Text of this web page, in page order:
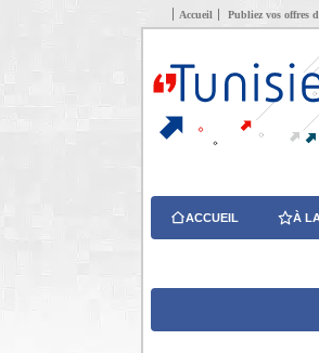
Accueil Publiez vos offres
ACCUEIL À